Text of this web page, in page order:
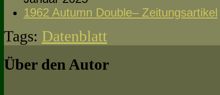
1962 Autumn Double– Zeitungsartikel
Tags: Datenblatt
Über den Autor